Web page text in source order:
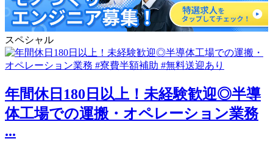
スペシャル
年間休日180日以上！未経験歓迎◎半導
体工場での運搬・オペレーション業務
...